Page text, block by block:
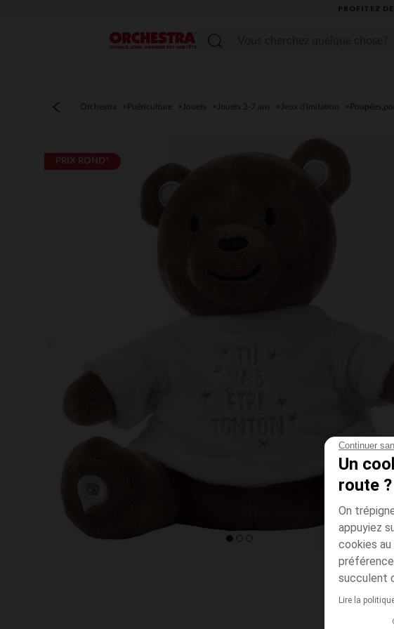
Continuer
Un
route ?
On
appuyiez
cookies
succulent
Lire la
PROFITEZ
Menu
Orchestra Puériculture Jouets Jouets 2-7 ans Jeux d'imitation
PRIX ROND*